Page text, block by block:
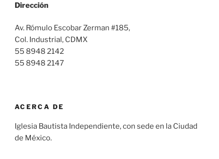
Dirección
Av. Rómulo Escobar Zerman #185,
Col. Industrial, CDMX
55 8948 2142
55 8948 2147
ACERCA DE
Iglesia Bautista Independiente, con sede en la Ciudad
de México.